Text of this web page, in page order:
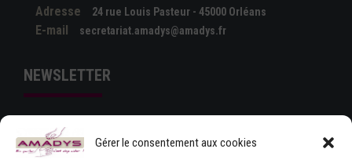
Gérer le consentement aux cookies
Adresse 24 rue Louis Pasteur - 45000 Orléans
E-mail secretariat.amadys@amadys.fr
NEWSLETTER